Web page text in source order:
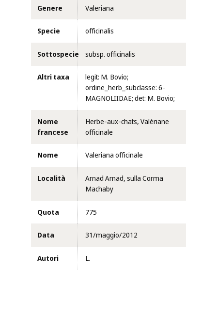
Genere Valeriana
Specie officinalis
Sottospecie subsp. officinalis
Altri taxa
legit: M. Bovio;
ordine_herb_subclasse: 6-
MAGNOLIIDAE; det: M. Bovio;
Nome
francese
Herbe-aux-chats, Valériane
officinale
Nome Valeriana officinale
Località
Arnad Arnad, sulla Corma
Machaby
Quota 775
Data 31/maggio/2012
Autori L.